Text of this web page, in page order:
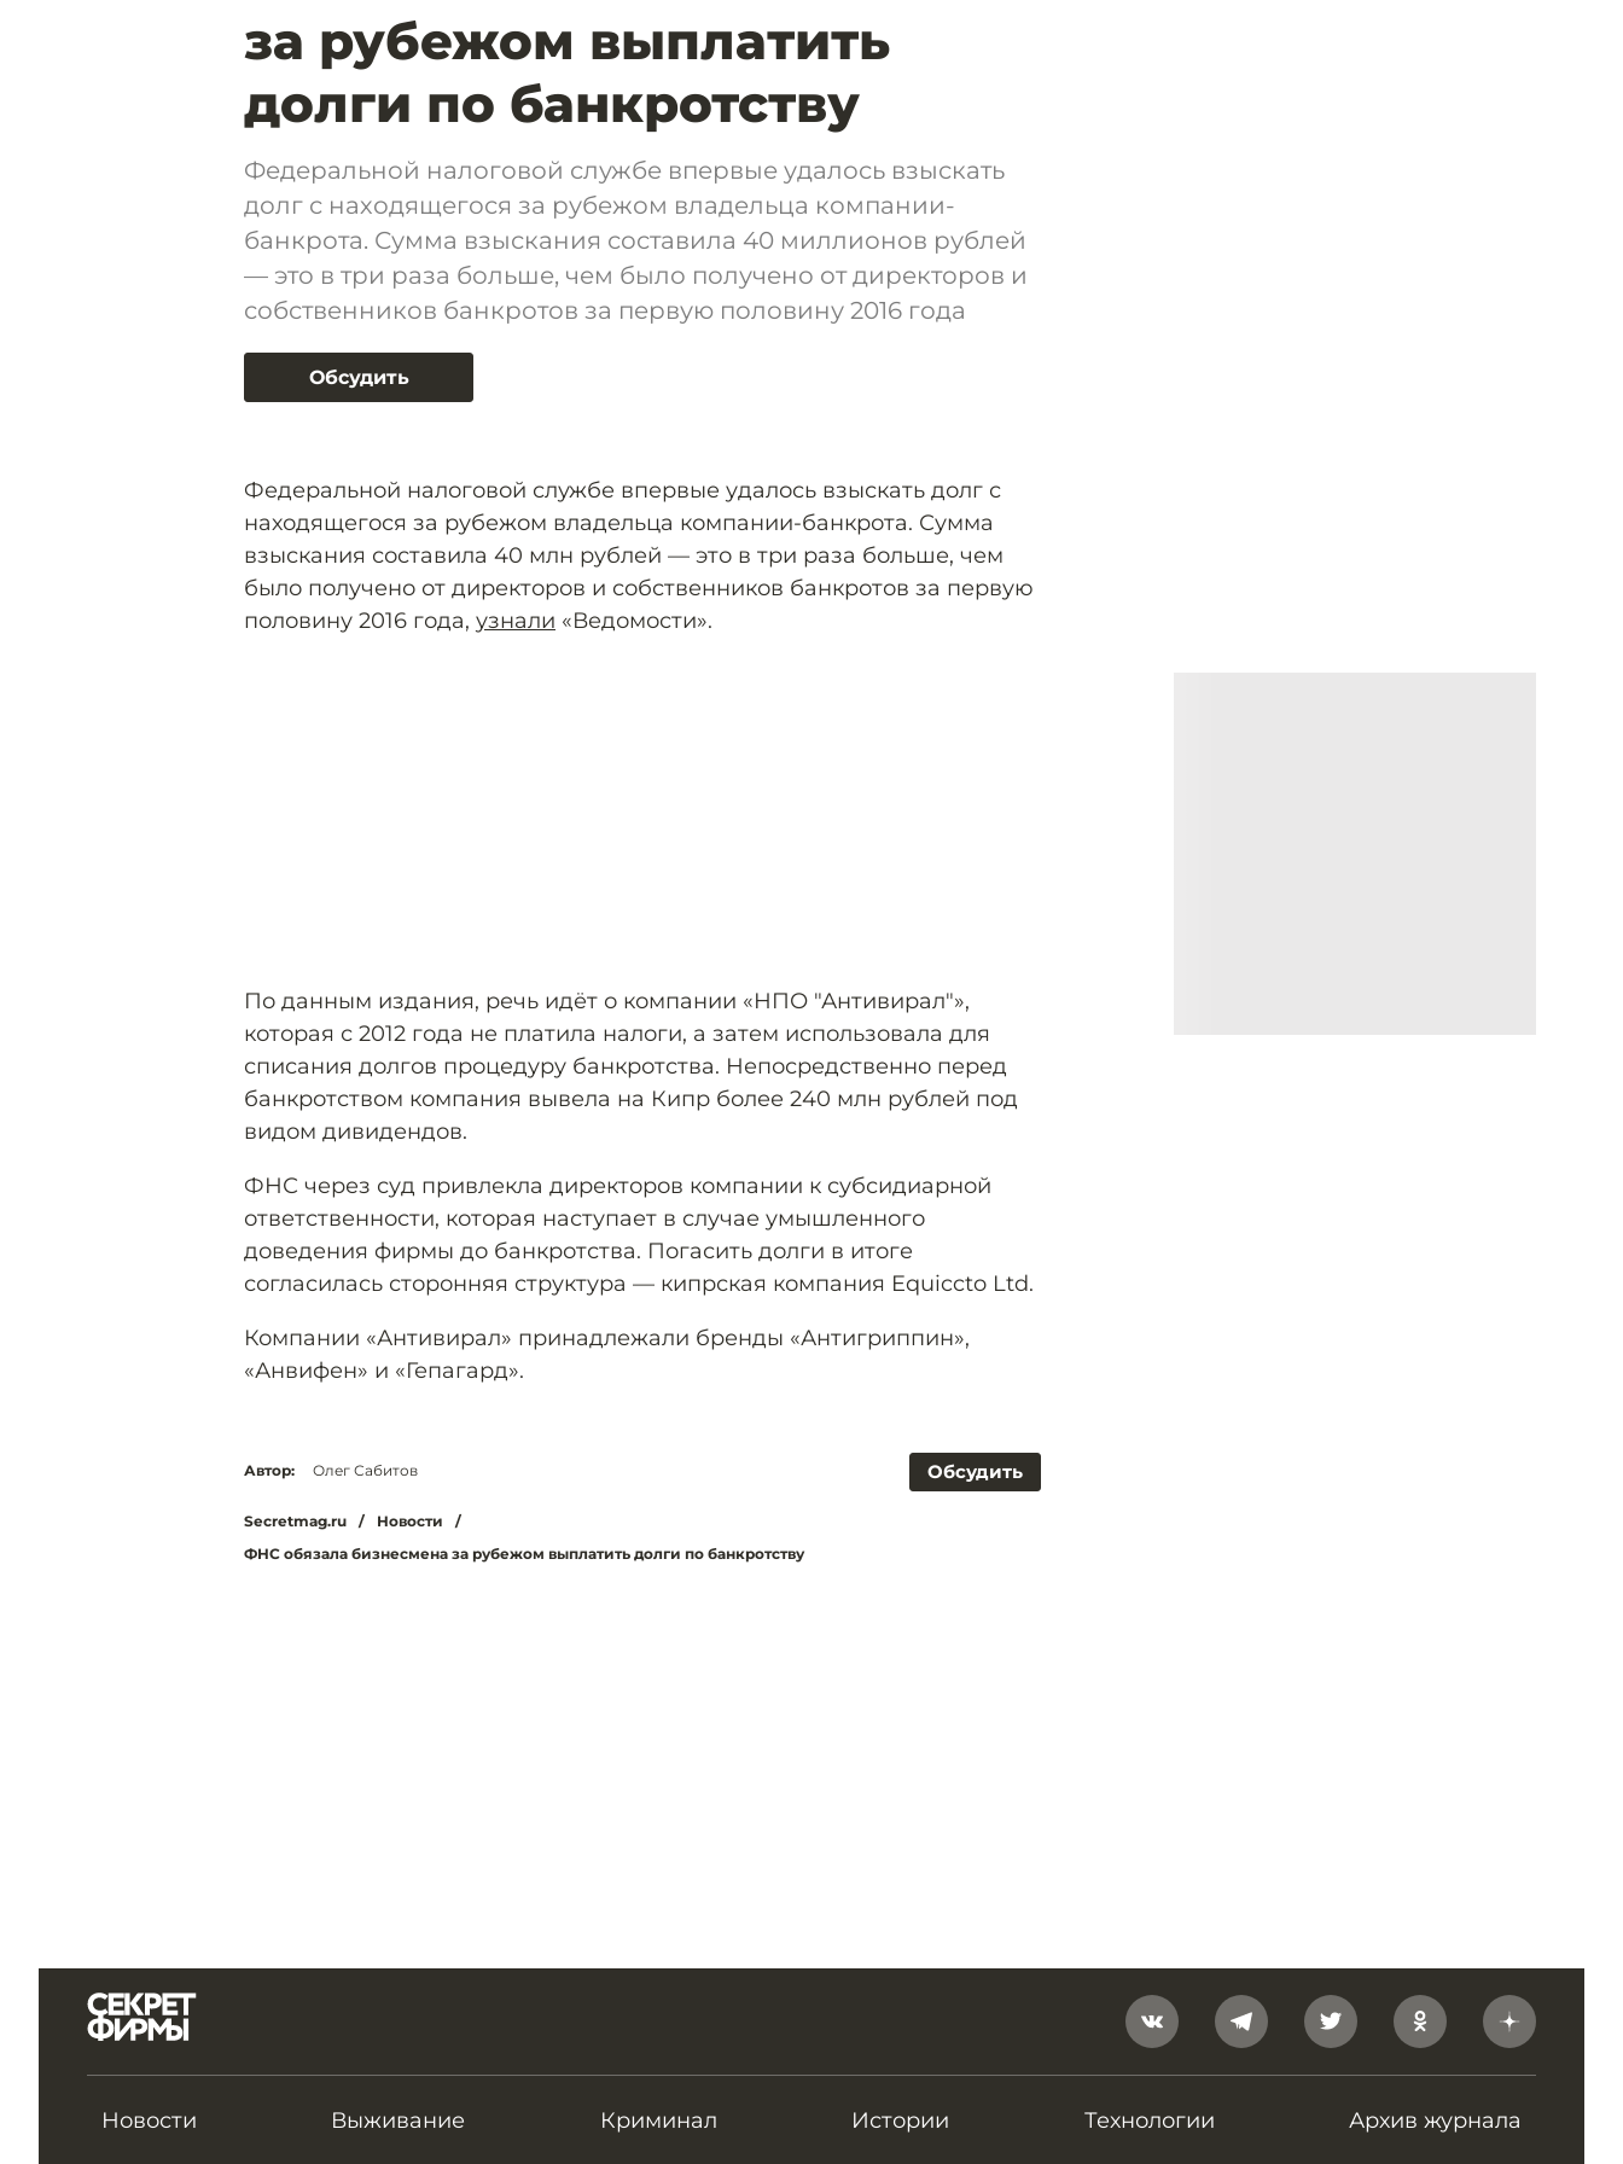
за рубежом выплатить
долги по банкротству
Федеральной налоговой службе впервые удалось взыскать
долг с находящегося за рубежом владельца компании-
банкрота. Сумма взыскания составила 40 миллионов рублей
— это в три раза больше, чем было получено от директоров и
собственников банкротов за первую половину 2016 года
Обсудить
Федеральной налоговой службе впервые удалось взыскать долг с
находящегося за рубежом владельца компании-банкрота. Сумма
взыскания составила 40 млн рублей — это в три раза больше, чем
было получено от директоров и собственников банкротов за первую
половину 2016 года, узнали «Ведомости».
По данным издания, речь идёт о компании «НПО "Антивирал"»,
которая с 2012 года не платила налоги, а затем использовала для
списания долгов процедуру банкротства. Непосредственно перед
банкротством компания вывела на Кипр более 240 млн рублей под
видом дивидендов.
ФНС через суд привлекла директоров компании к субсидиарной
ответственности, которая наступает в случае умышленного
доведения фирмы до банкротства. Погасить долги в итоге
согласилась сторонняя структура — кипрская компания Equiccto Ltd.
Компании «Антивирал» принадлежали бренды «Антигриппин»,
«Анвифен» и «Гепагард».
Обсудить
Автор: Олег Сабитов
Secretmag.ru / Новости
/
ФНС обязала бизнесмена за рубежом выплатить долги по банкротству
Новости Выживание Криминал Истории Технологии Архив журнала